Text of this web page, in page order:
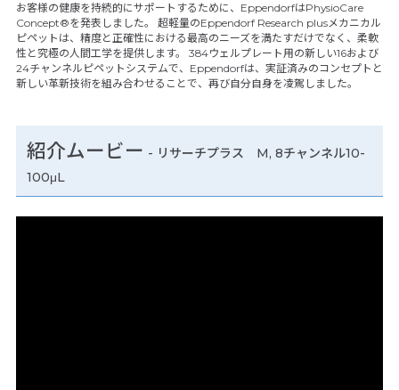
お客様の健康を持続的にサポートするために、EppendorfはPhysioCare
Concept®を発表しました。 超軽量のEppendorf Research plusメカニカル
ピペットは、精度と正確性における最高のニーズを満たすだけでなく、柔軟
性と究極の人間工学を提供します。 384ウェルプレート用の新しい16および
24チャンネルピペットシステムで、Eppendorfは、実証済みのコンセプトと
新しい革新技術を組み合わせることで、再び自分自身を凌駕しました。
紹介ムービー - リサーチプラス M, 8チャンネル10-
100μL